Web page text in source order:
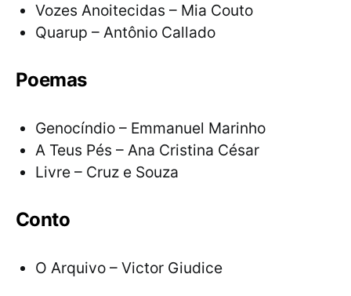
Vozes Anoitecidas – Mia Couto
Quarup – Antônio Callado
Poemas
Genocíndio – Emmanuel Marinho
A Teus Pés – Ana Cristina César
Livre – Cruz e Souza
Conto
O Arquivo – Victor Giudice